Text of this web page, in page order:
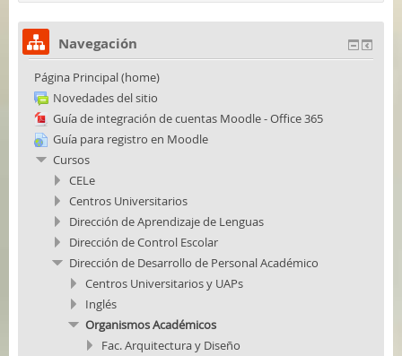
Navegación
Página Principal (home)
Novedades del sitio
Guía de integración de cuentas Moodle - Office 365
Guía para registro en Moodle
Cursos
CELe
Centros Universitarios
Dirección de Aprendizaje de Lenguas
Dirección de Control Escolar
Dirección de Desarrollo de Personal Académico
Centros Universitarios y UAPs
Inglés
Organismos Académicos
Fac. Arquitectura y Diseño